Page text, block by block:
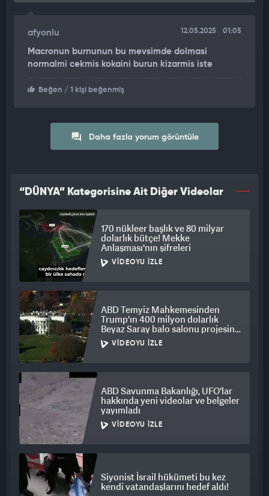
afyonlu 12.05.2025 01:05
Macronun burnunun bu mevsimde dolmasi
normalmi cekmis kokaini burun kizarmis iste
Beğen / 1 kişi beğenmiş
Daha fazla yorum görüntüle
“DÜNYA” Kategorisine Ait Diğer Videolar
170 nükleer başlık ve 80 milyar
dolarlık bütçe! Mekke
Anlaşması'nın şifreleri
VIDEOYU İZLE
ABD Temyiz Mahkemesinden
Trump'ın 400 milyon dolarlık
Beyaz Saray balo salonu projesine
engelVIDEOYU İZLE
ABD Savunma Bakanlığı, UFO'lar
hakkında yeni videolar ve belgeler
yayımladı
VIDEOYU İZLE
Siyonist İsrail hükümeti bu kez
kendi vatandaşlarını hedef aldı!